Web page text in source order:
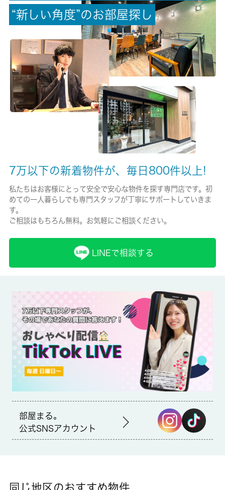
-/-
有/-
保険名/保険期間
保証人代行
円・口座引落手数料：月額３３０円
賃貸区分/契約期間
定期借家権/3年
取引形態
杉並和田郵便局もすぐ近く(徒歩5分)の場所にあり、受け取りや手
続きも楽です。室内設備はエアコン・バストイレ別など大変充実
しております。住みやすい環境が嬉しい賃貸物件です。より多く
の不動産情報をお求めなら、まずは 城南コミュニティまでご連
絡ください。当社では、丸ノ内線東高円寺を中心に多種多様な不
動産情報を取り扱っております。
※水道代：月額１，５００円（２人入居の場合、月額３，０００
円）
“新 し い角 度”のお部屋探 し
7万以下の新着物件が、毎日800件以上!
私たちはお客様にとって安全で安心な物件を探す専門店です。初
めての一人暮らしでも専門スタッフが丁寧にサポートしていきま
す。
ご相談はもちろん無料。お気軽にご相談ください。
LINEで相談する
部屋まる。
公式SNSアカウント
同じ地区のおすすめ物件